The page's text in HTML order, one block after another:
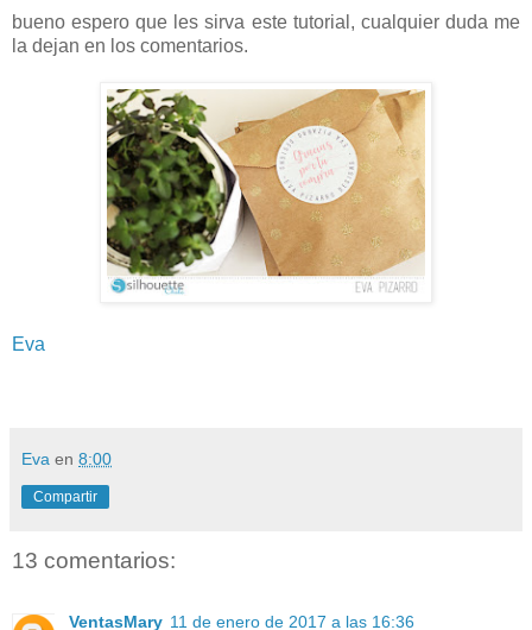
bueno espero que les sirva este tutorial, cualquier duda me
la dejan en los comentarios.
Eva
Eva en 8:00
Compartir
13 comentarios:
VentasMary 11 de enero de 2017 a las 16:36